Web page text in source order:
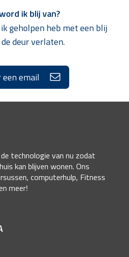
ik blij van?
geholpen heb met een blij
deur verlaten.
email
technologie van nu zodat
kan blijven wonen. Ons
computerhulp, Fitness
meer!